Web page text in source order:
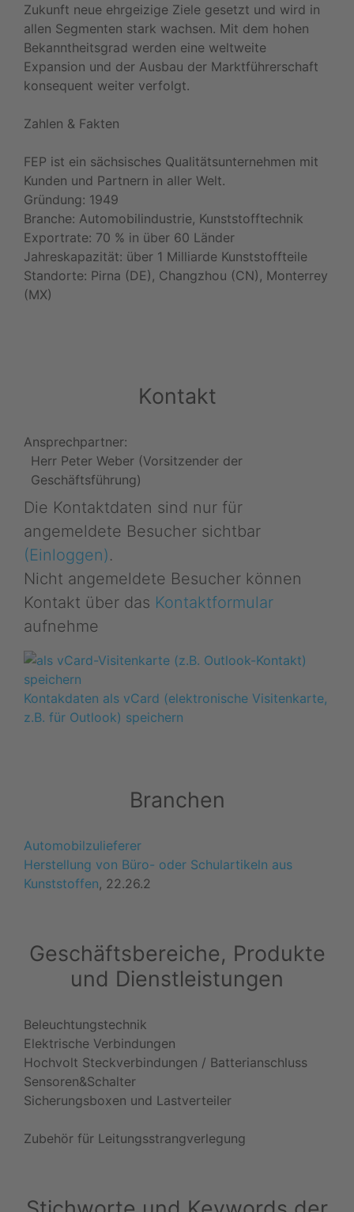
Zukunft neue ehrgeizige Ziele gesetzt und wird in
allen Segmenten stark wachsen. Mit dem hohen
Bekanntheitsgrad werden eine weltweite
Expansion und der Ausbau der Marktführerschaft
konsequent weiter verfolgt.
Zahlen & Fakten
FEP ist ein sächsisches Qualitätsunternehmen mit
Kunden und Partnern in aller Welt.
Gründung: 1949
Branche: Automobilindustrie, Kunststofftechnik
Exportrate: 70 % in über 60 Länder
Jahreskapazität: über 1 Milliarde Kunststoffteile
Standorte: Pirna (DE), Changzhou (CN), Monterrey
(MX)
Kontakt
Ansprechpartner:
Herr Peter Weber (Vorsitzender der
Geschäftsführung)
Die Kontaktdaten sind nur für
angemeldete Besucher sichtbar
(Einloggen).
Nicht angemeldete Besucher können
Kontakt über das Kontaktformular
aufnehme
Kontakdaten als vCard (elektronische Visitenkarte,
z.B. für Outlook) speichern
Branchen
Automobilzulieferer
Herstellung von Büro- oder Schulartikeln aus
Kunststoffen, 22.26.2
Geschäftsbereiche, Produkte
und Dienstleistungen
Beleuchtungstechnik
Elektrische Verbindungen
Hochvolt Steckverbindungen / Batterianschluss
Sensoren&Schalter
Sicherungsboxen und Lastverteiler
Zubehör für Leitungsstrangverlegung